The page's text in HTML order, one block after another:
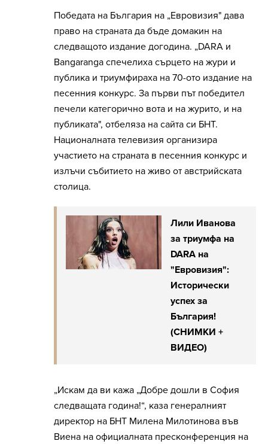
Победата на България на „Евровизия" дава
право на страната да бъде домакин на
следващото издание догодина. „DARA и
Bangaranga спечелиха сърцето на жури и
публика и триумфираха на 70-ото издание на
песенния конкурс. За първи път победител
печели категорично вота и на журито, и на
публиката", отбеляза на сайта си БНТ.
Националната телевизия организира
участието на страната в песенния конкурс и
излъчи събитието на живо от австрийската
столица.
Лили Иванова
за триумфа на
DARA на
"Евровизия":
Исторически
успех за
България!
(СНИМКИ +
ВИДЕО)
„Искам да ви кажа „Добре дошли в София
следващата година!“, каза генералният
директор на БНТ Милена Милотинова във
Виена на официалната пресконференция на